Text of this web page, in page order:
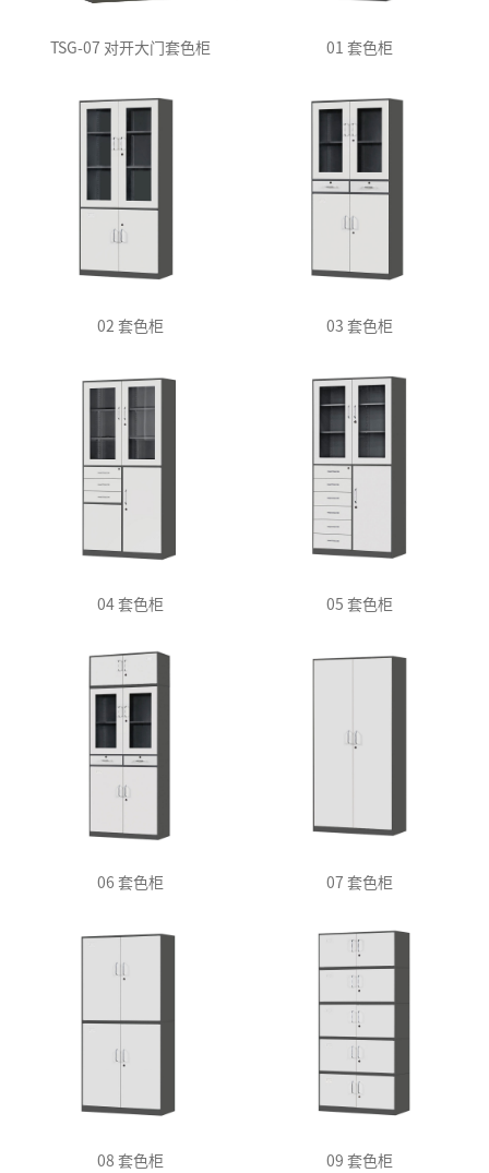
TSG-07 对开大门套色柜 01 套色柜
02 套色柜 03 套色柜
04 套色柜 05 套色柜
06 套色柜 07 套色柜
08 套色柜 09 套色柜